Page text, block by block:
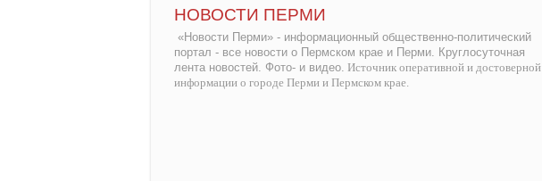
НОВОСТИ ПЕРМИ
«Новости Перми» - информационный общественно-политический
портал - все новости о Пермском крае и Перми. Круглосуточная
лента новостей. Фото- и видео. Источник оперативной и достоверной
информации о городе Перми и Пермском крае.